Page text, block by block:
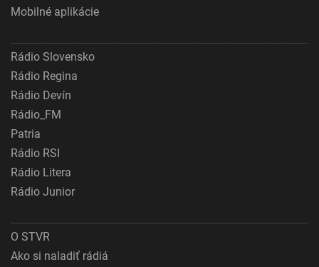
Mobilné aplikácie
Rádio Slovensko
Rádio Regina
Rádio Devín
Rádio_FM
Patria
Rádio RSI
Rádio Litera
Rádio Junior
O STVR
Ako si naladiť rádiá